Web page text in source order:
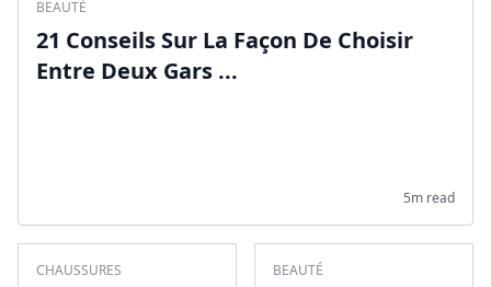
BEAUTÉ
21 Conseils Sur La Façon De Choisir
Entre Deux Gars ...
5m read
CHAUSSURES
BEAUTÉ